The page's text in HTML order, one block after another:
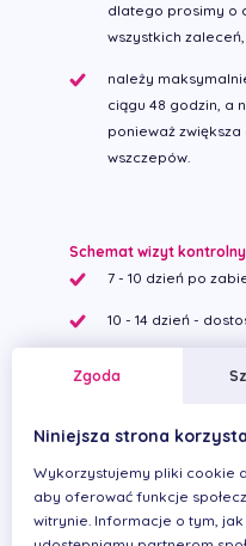
dlatego prosimy o
wszystkich zaleceń,
należy
ciągu 48 godzin, a
ponieważ
wszczepów.
Schemat wizyt
7 - 10 dzień po
10 - 14 dzień -
przez okres
górnej 2-4 miesiące.
Lekarze z
Zgoda
Niniejsza strona
Wykorzystujemy pliki cookie
aby oferować funkcje
witrynie. Informacje o tym, jak